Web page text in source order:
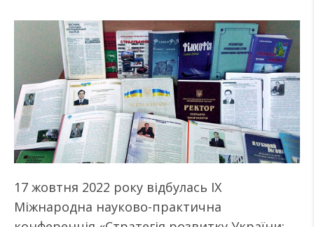
17 жовтня 2022 року відбулась ІХ
Міжнародна науково-практична